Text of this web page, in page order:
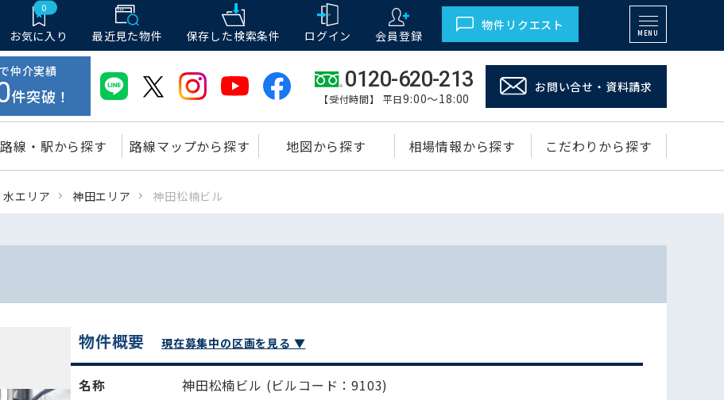
0
お気に入り 最近見た物件 保存した検索条件 ログイン 会員登録
物件リクエスト
MENU
仲介実績
件突破！
0120-620-213
【受付時間】 平日9:00～18:00
お問い合せ・資料請求
路線・駅から探す 路線マップから探す 地図から探す 相場情報から探す こだわりから探す
エリア 神田エリア 神田松楠ビル
物件概要 現在募集中の区画を見る ▼
名称 神田松楠ビル (ビルコード：9103)